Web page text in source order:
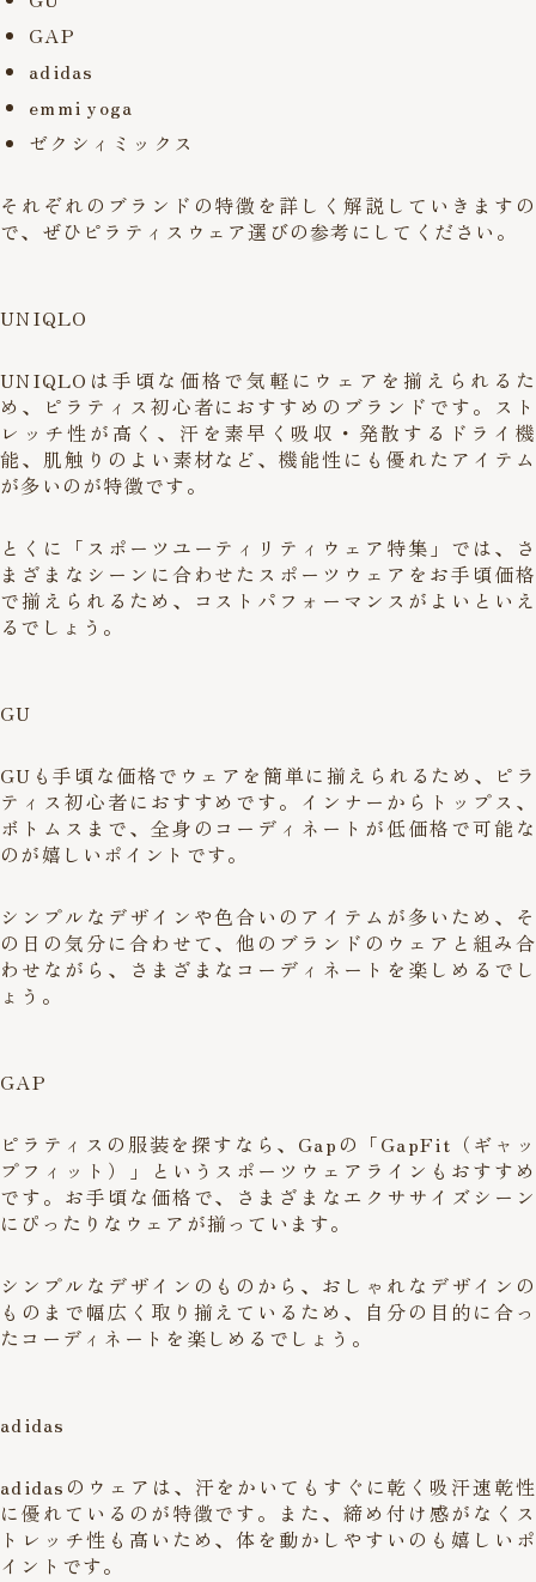
GAP
adidas
emmi yoga
ゼクシィミックス
それぞれのブランドの特徴を詳しく解説していきますの
で、ぜひピラティスウェア選びの参考にしてください。
UNIQLO
UNIQLOは手頃な価格で気軽にウェアを揃えられるた
め、ピラティス初心者におすすめのブランドです。スト
レッチ性が高く、汗を素早く吸収・発散するドライ機
能、肌触りのよい素材など、機能性にも優れたアイテム
が多いのが特徴です。
とくに「スポーツユーティリティウェア特集」では、さ
まざまなシーンに合わせたスポーツウェアをお手頃価格
で揃えられるため、コストパフォーマンスがよいといえ
るでしょう。
GU
GUも手頃な価格でウェアを簡単に揃えられるため、ピラ
ティス初心者におすすめです。インナーからトップス、
ボトムスまで、全身のコーディネートが低価格で可能な
のが嬉しいポイントです。
シンプルなデザインや色合いのアイテムが多いため、そ
の日の気分に合わせて、他のブランドのウェアと組み合
わせながら、さまざまなコーディネートを楽しめるでし
ょう。
GAP
ピラティスの服装を探すなら、Gapの「GapFit（ギャッ
プフィット）」というスポーツウェアラインもおすすめ
です。お手頃な価格で、さまざまなエクササイズシーン
にぴったりなウェアが揃っています。
シンプルなデザインのものから、おしゃれなデザインの
ものまで幅広く取り揃えているため、自分の目的に合っ
たコーディネートを楽しめるでしょう。
adidas
adidasのウェアは、汗をかいてもすぐに乾く吸汗速乾性
に優れているのが特徴です。また、締め付け感がなくス
トレッチ性も高いため、体を動かしやすいのも嬉しいポ
イントです。